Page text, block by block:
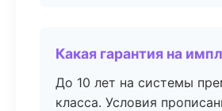
Какая гарантия на
До 10 лет на системы
класса. Условия